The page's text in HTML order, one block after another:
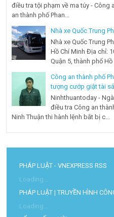
điều tra tội phạm về ma túy - Công
an thành phố Phan...
Nhà xe Quốc Trung
Nhà xe Quốc Trung
Hồ Chí Minh Địa chỉ:
Quận 5, thành phố Hồ
Công an thành phố
tượng cướp giật tài
Ninhthuantoday -
điều tra Công an
Ninh Thuận thi hành lệnh bắt bị c...
PHÁP LUẬT - VNEXPRESS RSS
Loading...
PHÁP LUẬT | TRUYỀN HÌNH
Loading...